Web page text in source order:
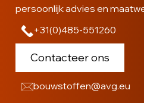
persoonlijk advies en
+31(0)485-551260
Contacteer ons
bouwstoffen@avg.eu